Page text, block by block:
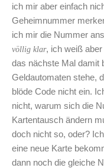
ich mir aber einfach
Geheimnummer
ich mir die Nummer
völlig klar, ich weiß
das nächste Mal damit
Geldautomaten stehe,
blöde Code nicht ein.
nicht, warum sich die
Kartentausch ändern
doch nicht so, oder?
eine neue Karte
dann noch die gleiche